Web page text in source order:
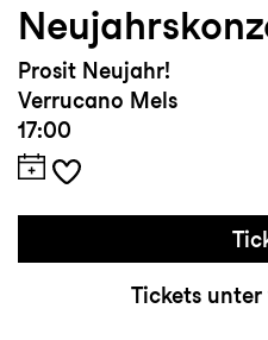
Prosit Neujahr!
Verrucano Mels
17:00
Tickets